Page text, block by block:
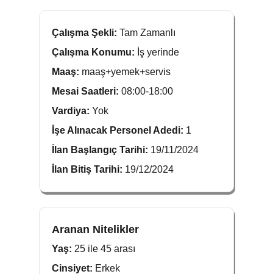
Çalışma Şekli: Tam Zamanlı
Çalışma Konumu: İş yerinde
Maaş: maaş+yemek+servis
Mesai Saatleri: 08:00-18:00
Vardiya: Yok
İşe Alınacak Personel Adedi: 1
İlan Başlangıç Tarihi: 19/11/2024
İlan Bitiş Tarihi: 19/12/2024
Aranan Nitelikler
Yaş: 25 ile 45 arası
Cinsiyet: Erkek